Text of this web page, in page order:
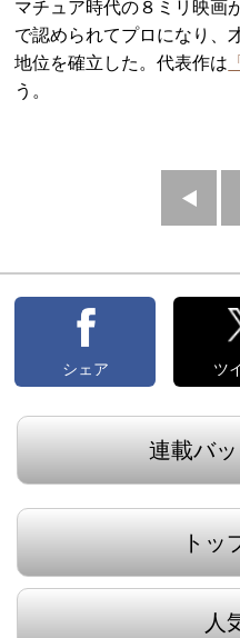
マチュア時代の８ミリ映画
で認められてプロになり、
地位を確立した。代表作は
う。
シェア ツ
連載バ
トッ
人